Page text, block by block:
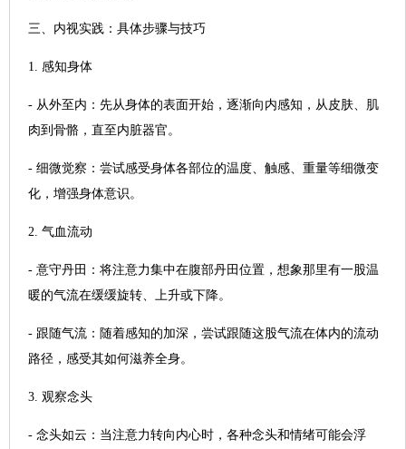
三、内视实践：具体步骤与技巧
1. 感知身体
- 从外至内：先从身体的表面开始，逐渐向内感知，从皮肤、肌
肉到骨骼，直至内脏器官。
- 细微觉察：尝试感受身体各部位的温度、触感、重量等细微变
化，增强身体意识。
2. 气血流动
- 意守丹田：将注意力集中在腹部丹田位置，想象那里有一股温
暖的气流在缓缓旋转、上升或下降。
- 跟随气流：随着感知的加深，尝试跟随这股气流在体内的流动
路径，感受其如何滋养全身。
3. 观察念头
- 念头如云：当注意力转向内心时，各种念头和情绪可能会浮